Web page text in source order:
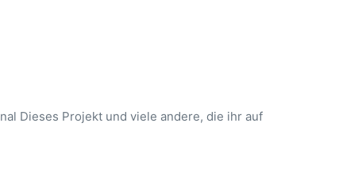
Dieses Projekt und viele andere, die ihr auf